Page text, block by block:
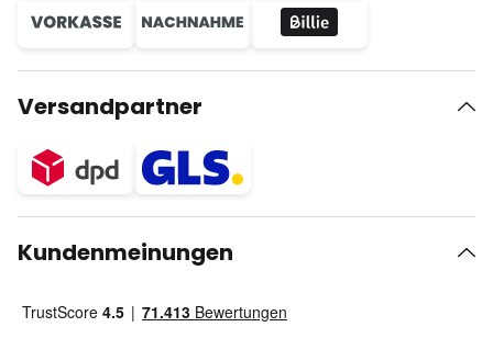
Versandpartner
Kundenmeinungen